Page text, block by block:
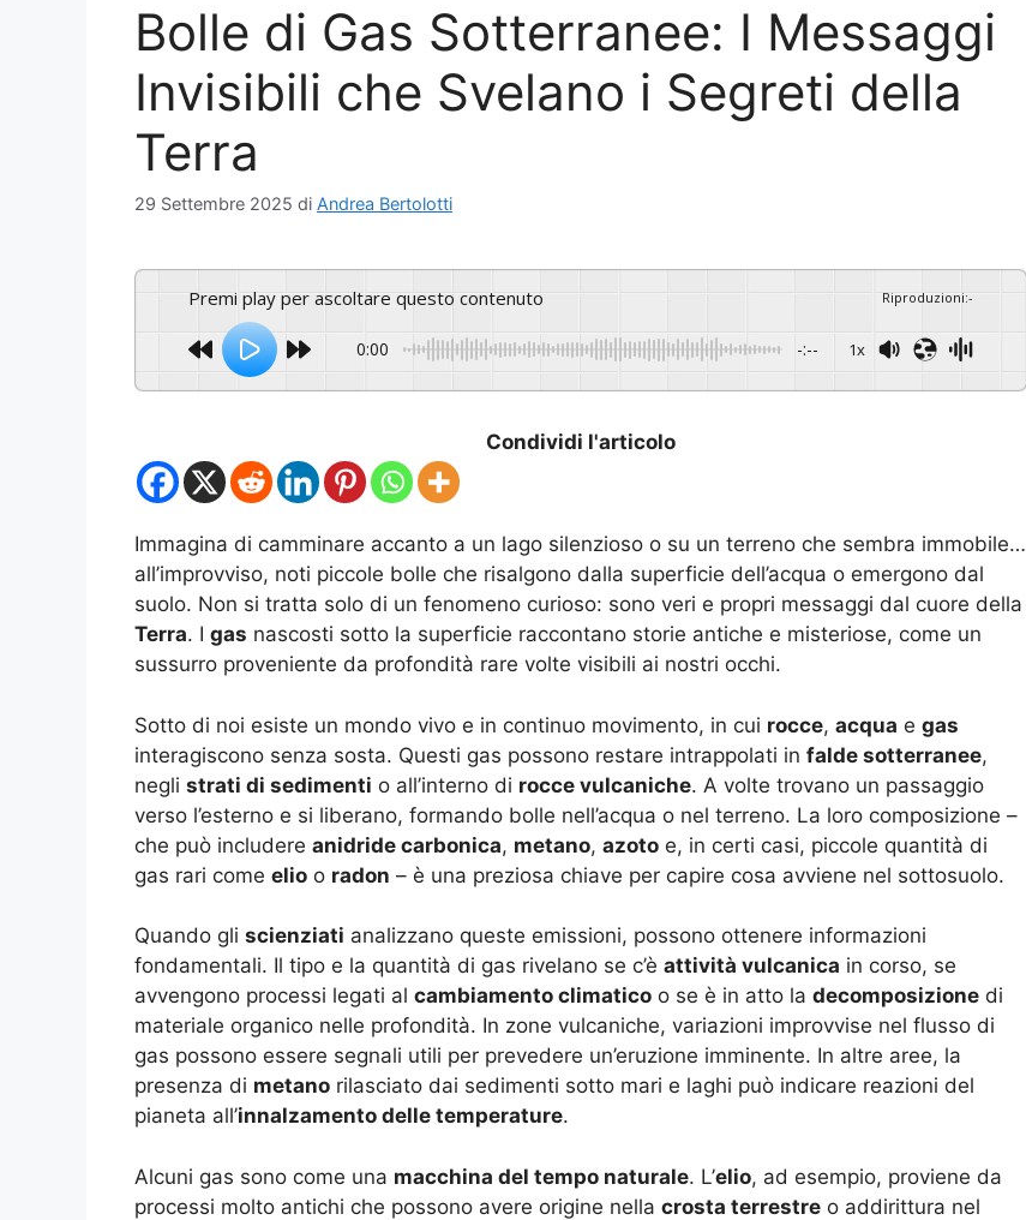
Bolle di Gas Sotterranee: I Messaggi
Invisibili che Svelano i Segreti della
Terra
29 Settembre 2025 di Andrea Bertolotti
Premi play per ascoltare questo contenuto Riproduzioni:-
0:00 -:-- 1x
Condividi l'articolo
Immagina di camminare accanto a un lago silenzioso o su un terreno che sembra immobile…
all’improvviso, noti piccole bolle che risalgono dalla superficie dell’acqua o emergono dal
suolo. Non si tratta solo di un fenomeno curioso: sono veri e propri messaggi dal cuore della
Terra. I gas nascosti sotto la superficie raccontano storie antiche e misteriose, come un
sussurro proveniente da profondità rare volte visibili ai nostri occhi.
Sotto di noi esiste un mondo vivo e in continuo movimento, in cui rocce, acqua e gas
interagiscono senza sosta. Questi gas possono restare intrappolati in falde sotterranee,
negli strati di sedimenti o all’interno di rocce vulcaniche. A volte trovano un passaggio
verso l’esterno e si liberano, formando bolle nell’acqua o nel terreno. La loro composizione –
che può includere anidride carbonica, metano, azoto e, in certi casi, piccole quantità di
gas rari come elio o radon – è una preziosa chiave per capire cosa avviene nel sottosuolo.
Quando gli scienziati analizzano queste emissioni, possono ottenere informazioni
fondamentali. Il tipo e la quantità di gas rivelano se c’è attività vulcanica in corso, se
avvengono processi legati al cambiamento climatico o se è in atto la decomposizione di
materiale organico nelle profondità. In zone vulcaniche, variazioni improvvise nel flusso di
gas possono essere segnali utili per prevedere un’eruzione imminente. In altre aree, la
presenza di metano rilasciato dai sedimenti sotto mari e laghi può indicare reazioni del
pianeta all’innalzamento delle temperature.
Alcuni gas sono come una macchina del tempo naturale. L’elio, ad esempio, proviene da
processi molto antichi che possono avere origine nella crosta terrestre o addirittura nel